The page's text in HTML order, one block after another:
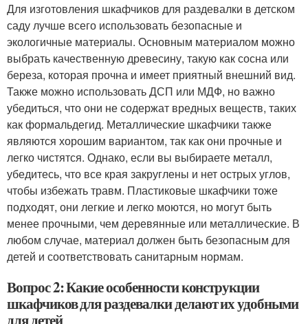
Для изготовления шкафчиков для раздевалки в детском
саду лучше всего использовать безопасные и
экологичные материалы. Основным материалом можно
выбрать качественную древесину, такую как сосна или
береза, которая прочна и имеет приятный внешний вид.
Также можно использовать ДСП или МДФ, но важно
убедиться, что они не содержат вредных веществ, таких
как формальдегид. Металлические шкафчики также
являются хорошим вариантом, так как они прочные и
легко чистятся. Однако, если вы выбираете металл,
убедитесь, что все края закруглены и нет острых углов,
чтобы избежать травм. Пластиковые шкафчики тоже
подходят, они легкие и легко моются, но могут быть
менее прочными, чем деревянные или металлические. В
любом случае, материал должен быть безопасным для
детей и соответствовать санитарным нормам.
Вопрос 2: Какие особенности конструкции
шкафчиков для раздевалки делают их удобными